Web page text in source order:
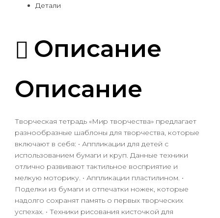
Детали
Описание
Описание
Творческая тетрадь «Мир творчества» предлагает
разнообразные шаблоны для творчества, которые
включают в себя: • Аппликации для детей с
использованием бумаги и круп. Данные техники
отлично развивают тактильное восприятие и
мелкую моторику. • Аппликации пластилином. •
Поделки из бумаги и отпечатки ножек, которые
надолго сохранят память о первых творческих
успехах. • Техники рисования кисточкой для